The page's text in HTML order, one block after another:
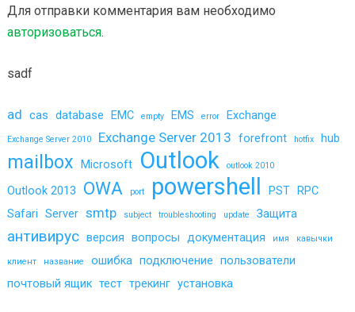
Для отправки комментария вам необходимо
авторизоваться.
sadf
ad cas database EMC empty EMS error Exchange
Exchange Server 2010 Exchange Server 2013 forefront hotfix hub
mailbox Microsoft Outlook outlook 2010
Outlook 2013 OWA port powershell PST
RPC
Safari Server smtp subject troubleshooting update Защита
антивирус версия вопросы документация имя кавычки
клиент название ошибка подключение пользователи
почтовый ящик тест трекинг установка